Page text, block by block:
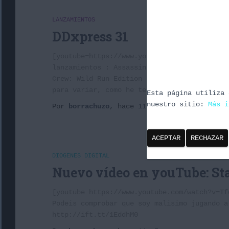
LANZAMIENTOS
DDxpress 31
[youtube=https://www.youtube.com/
lanzamientos : Assassin’s Creed Syndicate
para variar, como he tenido acceso a uno
Por
borrachuzo , hace 11 años
DIOGENES DIGITAL
Nuevo vídeo en youTube:
Esta página utiliza
nuestro sitio: Más
ACEPTAR RECHAZAR